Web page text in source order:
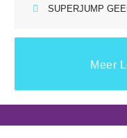
SUPERJUMP
Meer